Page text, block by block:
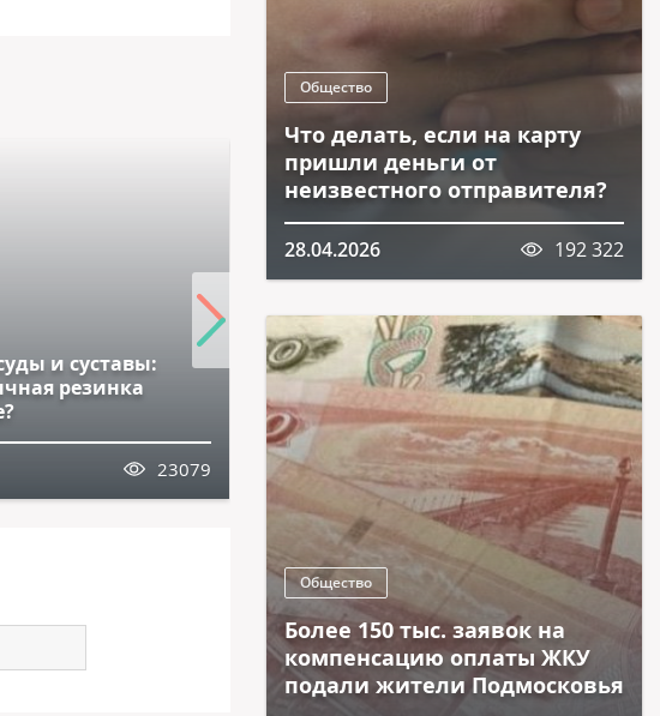
и суставы:
резинка
23079
Великолепный продукт -
квашеная капуста
14.05.2026 23338
Общество
Что делать, если на карту
пришли деньги от
неизвестного отправителя?
28.04.2026 192 322
Общество
Более 150 тыс. заявок на
компенсацию оплаты ЖКУ
подали жители Подмосковья